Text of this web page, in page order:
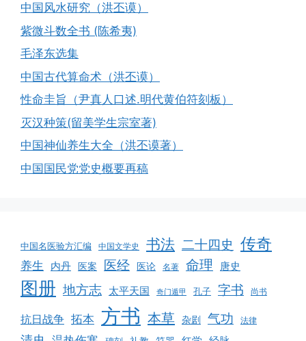
中国风水研究（洪丕谟）
紫微斗数全书 (陈希夷)
毛泽东选集
中国古代算命术（洪丕谟）
性命圭旨（尹真人口述.明代黄伯符刻板）
灭汉种策(留美学生宗室著)
中国神仙养生大全（洪丕谟著）
中国国民党党史概要再稿
中国名医验方汇编 中国文学史 书法 二十四史 传奇
养生 内丹 医案 医经 医论 名著 命理 唐史
图册 地方志 太平天国 奇门遁甲 孔子 字书 尚书
抗日战争 拓本 方书 本草 杂剧 气功 法律